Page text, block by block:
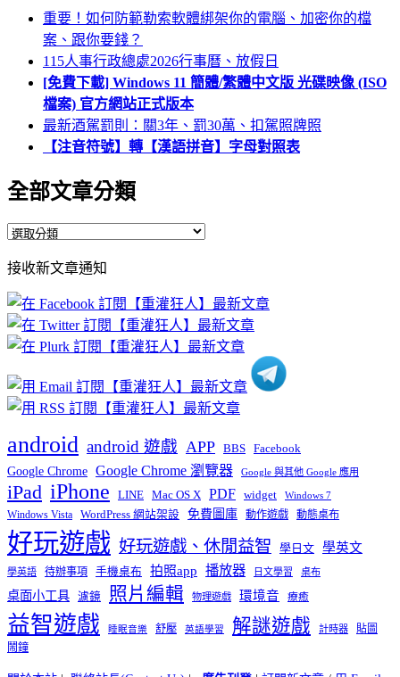
重要！如何防範勒索軟體綁架你的電腦、加密你的檔
案、跟你要錢？
115人事行政總處2026行事曆、放假日
[免費下載] Windows 11 簡體/繁體中文版 光碟映像 (ISO
檔案) 官方網站正式版本
最新酒駕罰則：關3年、罰30萬、扣駕照牌照
【注音符號】轉【漢語拼音】字母對照表
全部文章分類
全
文
章
分
類
接收新文章通知
android android 遊戲 APP BBS Facebook
Google Chrome Google Chrome 瀏覽器 Google 與其他 Google 應用
iPad iPhone LINE Mac OS X PDF widget Windows 7
Windows Vista WordPress 網站架設 免費圖庫 動作遊戲 動態桌布
好玩遊戲 好玩遊戲、休閒益智 學日文 學英文
學英語 待辦事項 手機桌布 拍照app 播放器 日文學習 桌布
桌面小工具 濾鏡 照片編輯 物理遊戲 環境音 療癒
益智遊戲 睡眠音樂 舒壓 英語學習 解謎遊戲 計時器
貼圖
鬧鐘